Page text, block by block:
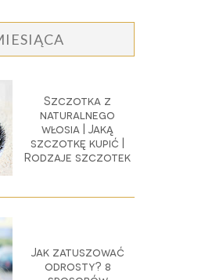
Szczotka z
naturalnego
włosia | Jaką
szczotkę kupić |
Rodzaje szczotek
Jak zatuszować
odrosty? 8